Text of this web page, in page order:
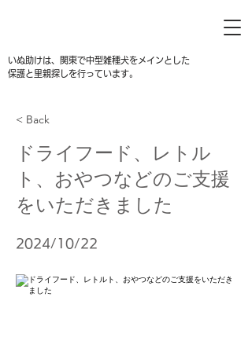
いぬ助けは、関東で中型雑種犬をメインとした
保護と里親探しを行っています。
< Back
ドライフード、レトル
ト、おやつなどのご支援
をいただきました
2024/10/22